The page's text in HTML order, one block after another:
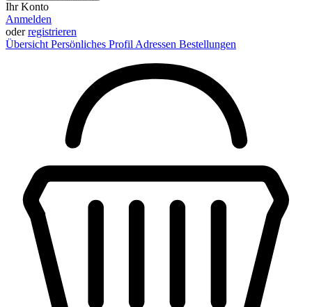
Ihr Konto
Anmelden
oderregistrieren
Übersicht Persönliches Profil Adressen Bestellungen